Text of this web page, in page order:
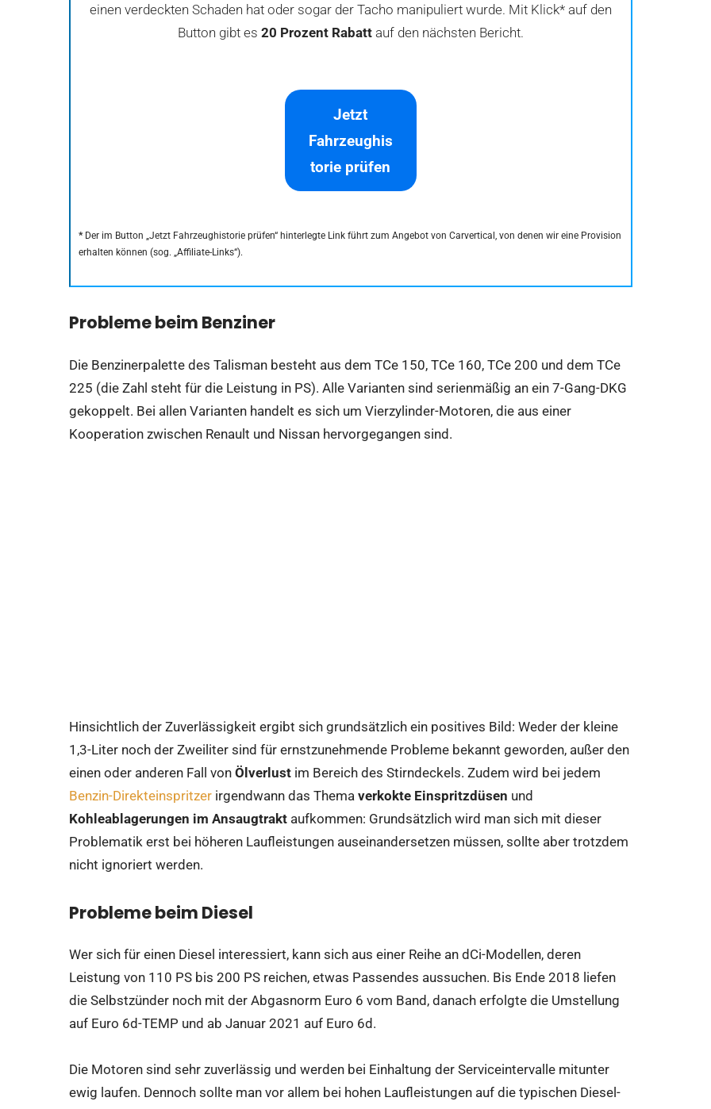
einen verdeckten Schaden hat oder sogar der Tacho manipuliert wurde. Mit Klick* auf den
Button gibt es 20 Prozent Rabatt auf den nächsten Bericht.
Jetzt
Fahrzeughis
torie prüfen
*Der im Button „Jetzt Fahrzeughistorie prüfen“ hinterlegte Link führt zum Angebot von Carvertical, von denen wir eine Provision
erhalten können (sog. „Affiliate-Links“).
Probleme beim Benziner
Die Benzinerpalette des Talisman besteht aus dem TCe 150, TCe 160, TCe 200 und dem TCe
225 (die Zahl steht für die Leistung in PS). Alle Varianten sind serienmäßig an ein 7-Gang-DKG
gekoppelt. Bei allen Varianten handelt es sich um Vierzylinder-Motoren, die aus einer
Kooperation zwischen Renault und Nissan hervorgegangen sind.
Hinsichtlich der Zuverlässigkeit ergibt sich grundsätzlich ein positives Bild: Weder der kleine
1,3-Liter noch der Zweiliter sind für ernstzunehmende Probleme bekannt geworden, außer den
einen oder anderen Fall von Ölverlust im Bereich des Stirndeckels. Zudem wird bei jedem
Benzin-Direkteinspritzer irgendwann das Thema verkokte Einspritzdüsen und
Kohleablagerungen im Ansaugtrakt aufkommen: Grundsätzlich wird man sich mit dieser
Problematik erst bei höheren Laufleistungen auseinandersetzen müssen, sollte aber trotzdem
nicht ignoriert werden.
Probleme beim Diesel
Wer sich für einen Diesel interessiert, kann sich aus einer Reihe an dCi-Modellen, deren
Leistung von 110 PS bis 200 PS reichen, etwas Passendes aussuchen. Bis Ende 2018 liefen
die Selbstzünder noch mit der Abgasnorm Euro 6 vom Band, danach erfolgte die Umstellung
auf Euro 6d-TEMP und ab Januar 2021 auf Euro 6d.
Die Motoren sind sehr zuverlässig und werden bei Einhaltung der Serviceintervalle mitunter
ewig laufen. Dennoch sollte man vor allem bei hohen Laufleistungen auf die typischen Diesel-